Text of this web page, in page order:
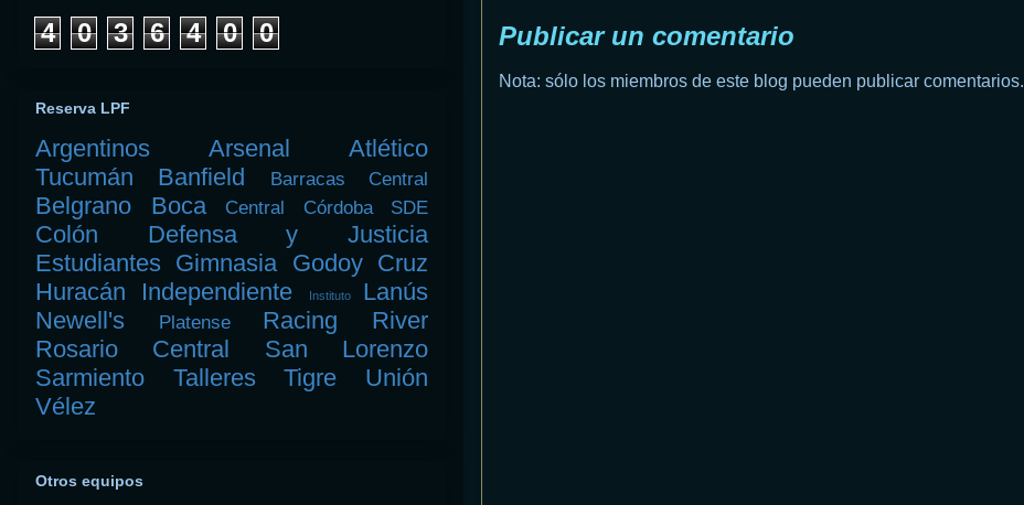
Publicar un comentario
Nota: sólo los miembros de este blog pueden publicar comentarios.
4 0 3 6 4 0 0
Reserva LPF
Argentinos Arsenal
Atlético
Tucumán
Banfield Barracas Central
Belgrano Boca Central Córdoba SDE
Colón
Defensa y Justicia
Estudiantes Gimnasia Godoy Cruz
Huracán
Independiente Instituto
Lanús
Newell's
Platense Racing
River
Rosario Central
San Lorenzo
Sarmiento
Talleres Tigre
Unión
Vélez
Otros equipos